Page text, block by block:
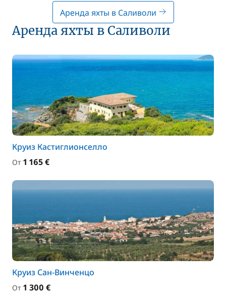
Аренда яхты в Саливоли
Аренда яхты в Саливоли
Круиз Кастиглионселло
От 1 165 €
Круиз Сан-Винченцо
От 1 300 €